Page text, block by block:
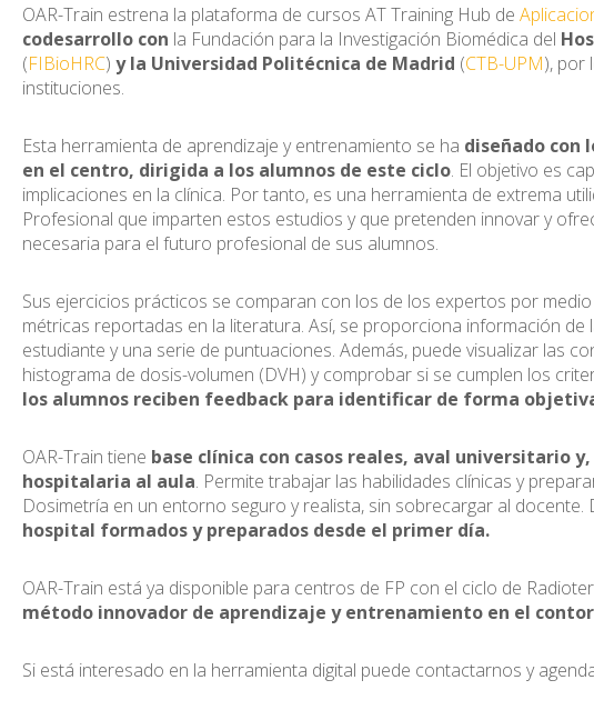
OAR-Train estrena la plataforma de cursos AT Training Hub de
codesarrollo con la Fundación para la Investigación Biomédica del
(FIBioHRC) y la Universidad Politécnica de Madrid (CTB-UPM), por
instituciones.
Esta herramienta de aprendizaje y entrenamiento se ha diseñado con
en el centro, dirigida a los alumnos de este ciclo. El objetivo es
implicaciones en la clínica. Por tanto, es una herramienta de extrema
Profesional que imparten estos estudios y que pretenden innovar y
necesaria para el futuro profesional de sus alumnos.
Sus ejercicios prácticos se comparan con los de los expertos por
métricas reportadas en la literatura. Así, se proporciona información
estudiante y una serie de puntuaciones. Además, puede visualizar las
histograma de dosis-volumen (DVH) y comprobar si se cumplen los
los alumnos reciben feedback para identificar de forma
OAR-Train tiene base clínica con casos reales, aval universitario
hospitalaria al aula. Permite trabajar las habilidades clínicas y
Dosimetría en un entorno seguro y realista, sin sobrecargar al docente.
hospital formados y preparados desde el primer día.
OAR-Train está ya disponible para centros de FP con el ciclo de
método innovador de aprendizaje y entrenamiento en el
Si está interesado en la herramienta digital puede contactarnos y